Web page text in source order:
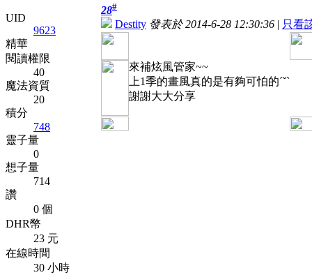
UID
9623
精華
閱讀權限
40
魔法資質
20
積分
748
靈子量
0
想子量
714
讚
0 個
DHR幣
23 元
在線時間
30 小時
28#
Destity 發表於 2014-6-28 12:30:36 | 只看
來補炫風管家~~
上1季的畫風真的是有夠可怕的ˊˇˋ
謝謝大大分享